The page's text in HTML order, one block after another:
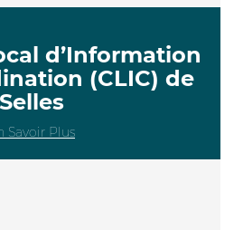
d’Information
(CLIC) de
Selles
Savoir Plus